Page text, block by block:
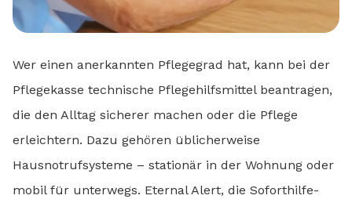
Wer einen anerkannten Pflegegrad hat, kann bei der
Pflegekasse technische Pflegehilfsmittel beantragen,
die den Alltag sicherer machen oder die Pflege
erleichtern. Dazu gehören üblicherweise
Hausnotrufsysteme – stationär in der Wohnung oder
mobil für unterwegs. Eternal Alert, die Soforthilfe-